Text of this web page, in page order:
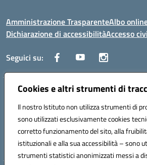
Cookies e altri strumenti di
Il nostro Istituto non utilizza strumenti di
sono utilizzati esclusivamente cookies
corretto funzionamento del sito, alla
istituzionali e alla sua accessibilità – sono
strumenti statistici anonimizzati messi a
Amministrazione TrasparenteAlbo
Dichiarazione di accessibilitàAccesso
Seguici su:
Via dei Cappuccini, 5 - 60044 Fabriano (AN) -
3573 - Mail: anis01700P@istruzione.it - PEC:
Codice meccanografico: ANIS01700P - Codice
C.F. 81002710424 - Codice univoco
UFBMDS